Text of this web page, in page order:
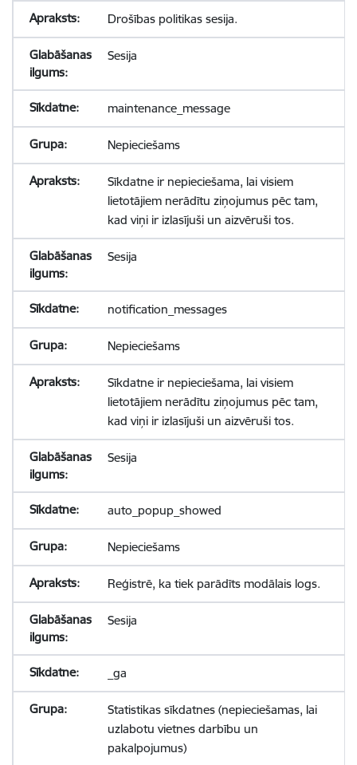
Drošības politikas sesija.
Sesija
maintenance_message
Nepieciešams
Sīkdatne ir nepieciešama, lai visiem
lietotājiem nerādītu ziņojumus pēc tam,
kad viņi ir izlasījuši un aizvēruši tos.
Sesija
notification_messages
Nepieciešams
Sīkdatne ir nepieciešama, lai visiem
lietotājiem nerādītu ziņojumus pēc tam,
kad viņi ir izlasījuši un aizvēruši tos.
Sesija
auto_popup_showed
Nepieciešams
Reģistrē, ka tiek parādīts modālais logs.
Sesija
_ga
Statistikas sīkdatnes (nepieciešamas, lai
uzlabotu vietnes darbību un
pakalpojumus)